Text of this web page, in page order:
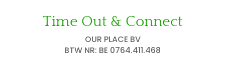
Time Out & Connect
OUR PLACE BV
BTW NR: BE 0764.411.468